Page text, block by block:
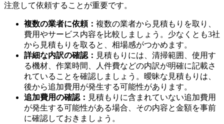
専門業者による排水管清掃
注意して依頼することが重要です。
複数の業者に依頼： 複数の業者から見積もりを取り、
費用やサービス内容を比較しましょう。少なくとも3社
から見積もりを取ると、相場感がつかめます。
詳細な内訳の確認： 見積もりには、清掃範囲、使用す
る機材、作業時間、人件費などの内訳が明確に記載さ
れていることを確認しましょう。曖昧な見積もりは、
後から追加費用が発生する可能性があります。
追加費用の確認： 見積もりに含まれていない追加費用
が発生する可能性がある場合、その内容と金額を事前
に確認しておきましょう。